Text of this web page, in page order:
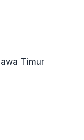
Timur